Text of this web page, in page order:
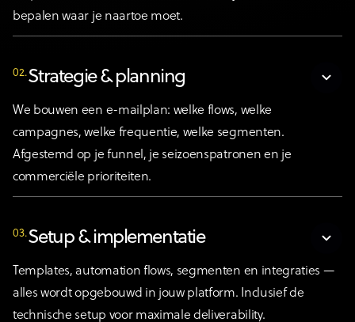
bepalen waar je naartoe moet.
02.Strategie & planning
We bouwen een e-mailplan: welke flows, welke
campagnes, welke frequentie, welke segmenten.
Afgestemd op je funnel, je seizoenspatronen en je
commerciële prioriteiten.
03.Setup & implementatie
Templates, automation flows, segmenten en integraties —
alles wordt opgebouwd in jouw platform. Inclusief de
technische setup voor maximale deliverability.